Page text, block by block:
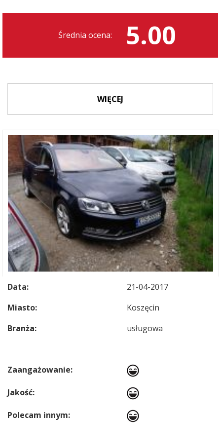
Średnia ocena: 5.00
WIĘCEJ
Data:
21-04-2017
Miasto:
Koszęcin
Branża:
usługowa
Zaangażowanie:
Jakość:
Polecam innym: